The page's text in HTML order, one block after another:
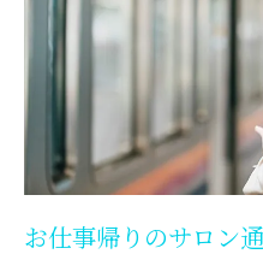
お仕事帰りのサロン